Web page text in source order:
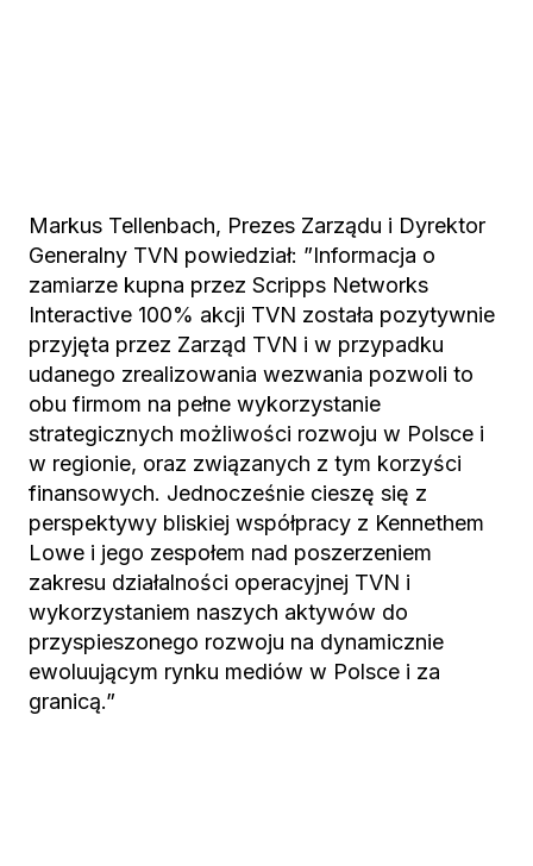
Markus Tellenbach, Prezes Zarządu i Dyrektor
Generalny TVN powiedział: ”Informacja o
zamiarze kupna przez Scripps Networks
Interactive 100% akcji TVN została pozytywnie
przyjęta przez Zarząd TVN i w przypadku
udanego zrealizowania wezwania pozwoli to
obu firmom na pełne wykorzystanie
strategicznych możliwości rozwoju w Polsce i
w regionie, oraz związanych z tym korzyści
finansowych. Jednocześnie cieszę się z
perspektywy bliskiej współpracy z Kennethem
Lowe i jego zespołem nad poszerzeniem
zakresu działalności operacyjnej TVN i
wykorzystaniem naszych aktywów do
przyspieszonego rozwoju na dynamicznie
ewoluującym rynku mediów w Polsce i za
granicą.”